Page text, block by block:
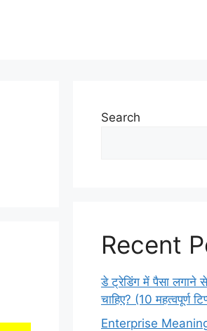
Search
Recent
डे ट्रेडिंग में पैसा लगाने
चाहिए? (10 महत्वपूर्ण
Enterprise